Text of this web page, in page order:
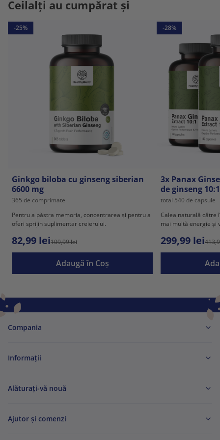
Ceilalți au cumpărat și
-25%
Ginkgo biloba cu ginseng siberian
6600 mg
365 de comprimate
Pentru a păstra memoria, concentrarea și pentru a
oferi sprijin suplimentar creierului.
82,99 lei109,99 lei
Adaugă în Coş
-28%
3x Panax
de ginseng 10:1
total 540 de capsule
Calea naturală
mai multă energie și
299,99 lei
Compania
Informaţii
Alăturați-vă nouă
Ajutor și comenzi